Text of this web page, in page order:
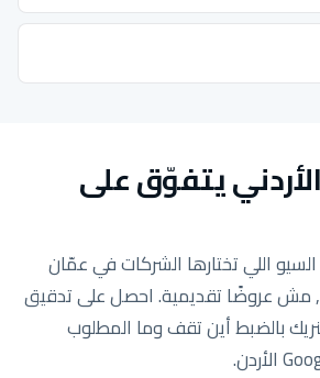
يتفوّق على
اللي تختارها الشركات في عمّان
, مش عروضًا تقديمية. احصل على تدقيق
وسنريك بالضبط أين تقف وما المطلوب